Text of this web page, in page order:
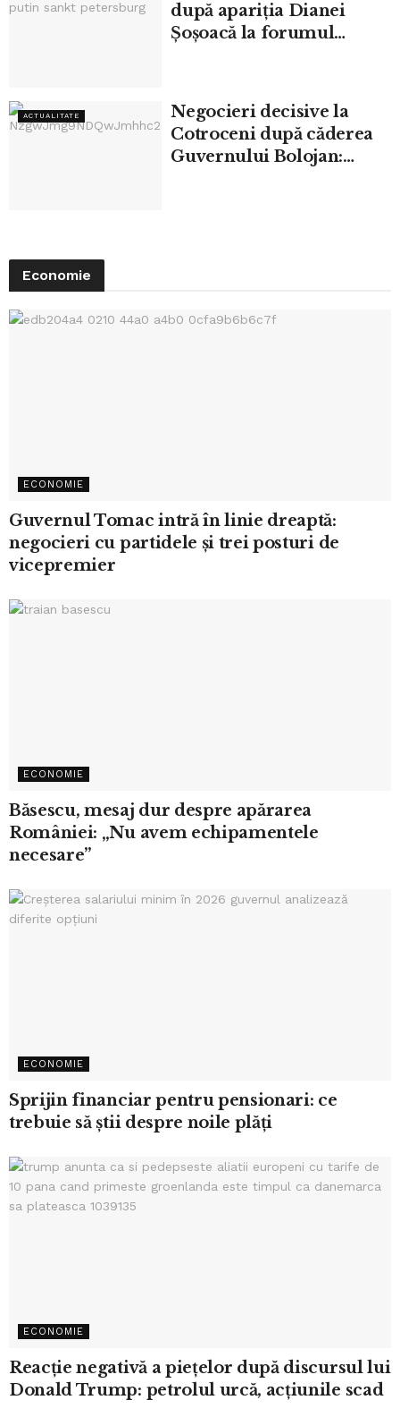
după apariția Dianei
Șoșoacă la forumul
ACTUALITATE
Negocieri decisive la
Cotroceni după căderea
Guvernului Bolojan:
Economie
ECONOMIE
Guvernul Tomac intră în linie dreaptă:
negocieri cu partidele și trei posturi de
vicepremier
ECONOMIE
Băsescu, mesaj dur despre apărarea
României: „Nu avem echipamentele
necesare”
ECONOMIE
Sprijin financiar pentru pensionari: ce
trebuie să știi despre noile plăți
ECONOMIE
Reacție negativă a piețelor după discursul lui
Donald Trump: petrolul urcă, acțiunile scad